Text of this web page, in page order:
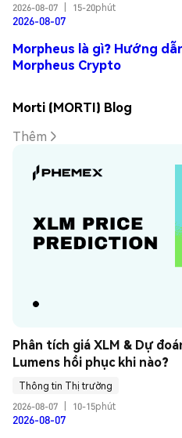
2026-08-07
15-20phút
2026-08-07
Morpheus là gì? Hướng
Morpheus Crypto
Morti (MORTI) Blog
Thêm
Phân tích giá XLM & Dự
Lumens hồi phục khi nào?
Thông tin Thị trường
2026-08-07
10-15phút
2026-08-07